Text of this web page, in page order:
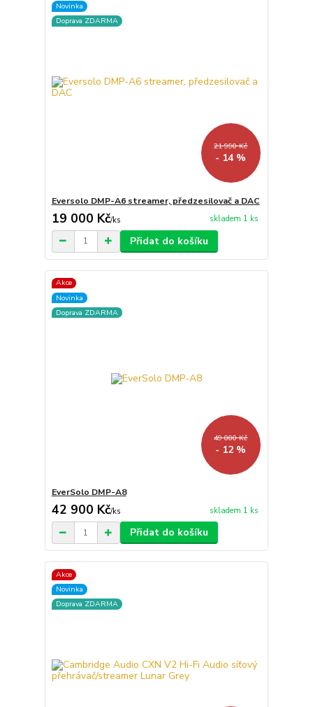
Novinka
Doprava ZDARMA
21 990 Kč
- 14 %
Eversolo DMP-A6 streamer, předzesilovač a DAC
19 000 Kč/ks skladem 1 ks
Přidat do košíku
Akce
Novinka
Doprava ZDARMA
49 000 Kč
- 12 %
EverSolo DMP-A8
42 900 Kč/ks skladem 1 ks
Přidat do košíku
Akce
Novinka
Doprava ZDARMA